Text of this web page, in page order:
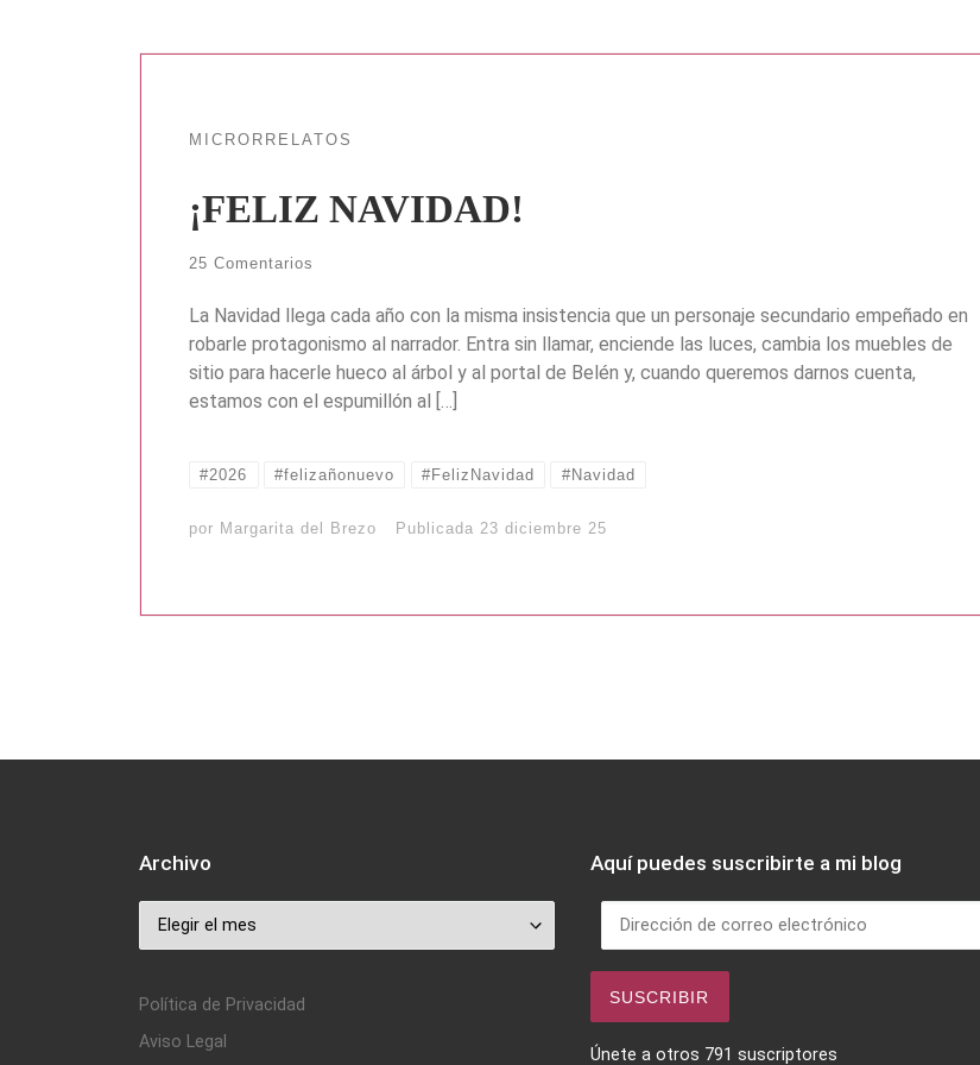
MICRORRELATOS
¡FELIZ NAVIDAD!
25 Comentarios
La Navidad llega cada año con la misma insistencia que un personaje secundario empeñado en
robarle protagonismo al narrador. Entra sin llamar, enciende las luces, cambia los muebles de
sitio para hacerle hueco al árbol y al portal de Belén y, cuando queremos darnos cuenta,
estamos con el espumillón al […]
#2026 #felizañonuevo #FelizNavidad #Navidad
por Margarita del Brezo Publicada 23 diciembre 25
Archivo
Archivo
Política de Privacidad
Aviso Legal
Aquí puedes suscribirte a mi blog
Dirección de correo electrónico
SUSCRIBIR
Únete a otros 791 suscriptores